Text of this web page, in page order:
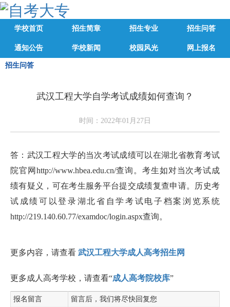
学校首页 招生简章 招生专业 招生问答
通知公告 学校新闻 校园风光 网上报名
招生问答
武汉工程大学自学考试成绩如何查询？
时间：2022年01月27日
答：武汉工程大学的当次考试成绩可以在湖北省教育考试
院官网http://www.hbea.edu.cn/查询。考生如对当次考试成
绩有疑义，可在考生服务平台提交成绩复查申请。历史考
试成绩可以登录湖北省自学考试电子档案浏览系统
http://219.140.60.77/examdoc/login.aspx查询。
更多内容，请查看 武汉工程大学成人高考招生网
更多成人高考学校，请查看“成人高考院校库”
报名留言 留言后，我们将尽快回复您